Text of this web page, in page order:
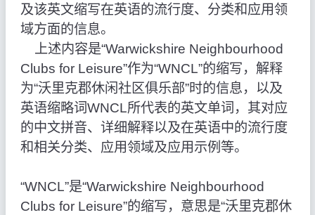
及该英文缩写在英语的流行度、分类和应用领
域方面的信息。
上述内容是“Warwickshire Neighbourhood
Clubs for Leisure”作为“WNCL”的缩写，解释
为“沃里克郡休闲社区俱乐部”时的信息，以及
英语缩略词WNCL所代表的英文单词，其对应
的中文拼音、详细解释以及在英语中的流行度
和相关分类、应用领域及应用示例等。
“WNCL”是“Warwickshire Neighbourhood
Clubs for Leisure”的缩写，意思是“沃里克郡休